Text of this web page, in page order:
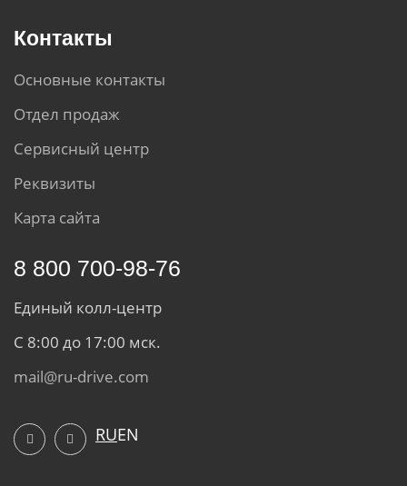
Контакты
Основные контакты
Отдел продаж
Сервисный центр
Реквизиты
Карта сайта
8 800 700-98-76
Единый колл-центр
С 8:00 до 17:00 мск.
mail@ru-drive.com
RUEN